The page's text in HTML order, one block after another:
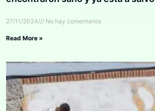
27/11/2024 No hay comentarios
Read More »